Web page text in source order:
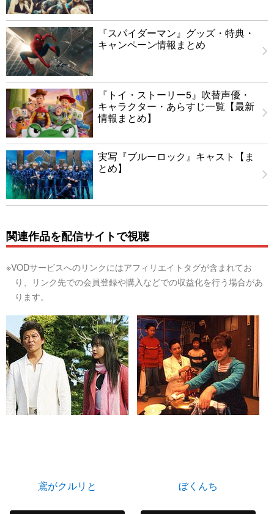
『スパイダーマン』グッズ・特典・
キャンペーン情報まとめ
『トイ・ストーリー5』吹替声優・
キャラクター・あらすじ一覧【最新
情報まとめ】
実写『ブルーロック』キャスト【ま
とめ】
関連作品を配信サイトで視聴
※VODサービスへのリンクにはアフィリエイトタグが含まれてお
り、リンク先での会員登録や購入などでの収益化を行う場合があ
ります。
鳶がクルリと ぼくんち